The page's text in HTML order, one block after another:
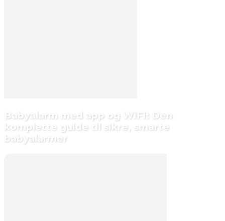
Babyalarm med app og WiFi: Den
komplette guide til sikre, smarte
babyalarmer